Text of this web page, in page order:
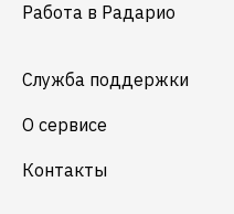
Работа в Радарио
Служба поддержки
О сервисе
Контакты